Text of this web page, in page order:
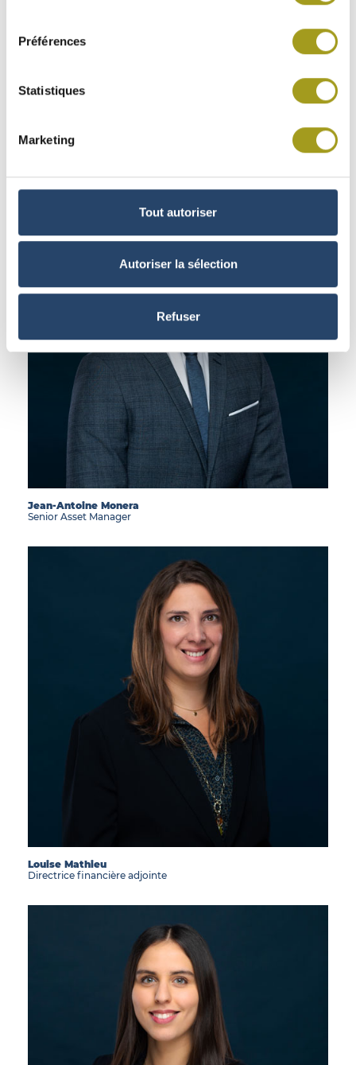
Préférences
Statistiques
Marketing
Tout autoriser
Autoriser la sélection
Refuser
Axel Holmer
Jean-Antoine Monera
Senior Asset Manager
Louise Mathieu
Directrice financière adjointe